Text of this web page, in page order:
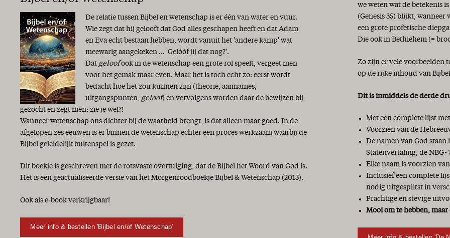
De relatie tussen Bijbel en wetenschap is er één van water en vuur.
Wie zegt dat hij gelooft dat God alles geschapen heeft en dat Adam
en Eva echt bestaan hebben, wordt vanuit het 'andere kamp' wat
meewarig aangekeken ... 'Gelóóf jij dat nog?'.
Dat geloofook in de wetenschap een grote rol speelt, vergeet men
voor het gemak maar even. Maar het is toch echt zo: eerst wordt
bedacht hoe het zou kunnen zijn (theorie, aannames,
uitgangspunten, geloof) en vervolgens worden daar de bewijzen bij
gezocht en zegt men: zie je wel?!
Wanneer wetenschap ons dichter bij de waarheid brengt, is dat alleen maar goed. In de
afgelopen zes eeuwen is er binnen de wetenschap echter een proces werkzaam waarbij de
Bijbel geleidelijk buitenspel is gezet.
Dit boekje is geschreven met de rotsvaste overtuiging, dat de Bijbel het Woord van God is.
Het is een geactualiseerde versie van het Morgenroodboekje Bijbel & Wetenschap (2013).
Ook als e-book verkrijgbaar!
Meer info & bestellen 'Bijbel en/of Wetenschap'
we weten wat de betekenis
(Genesis 35) blijkt, wanneer
een grote profetische
Die ook in Bethlehem (=
Zo zijn er vele voorbeelden
op de rijke inhoud van
Dit is inmiddels de derde
Met een complete lijst
Voorzien van de
De namen van God
Statenvertaling, de NBG-
Elke naam is voorzien
Inclusief een complete
nodig uitgesplitst in
Prachtige en stevige
Mooi om te hebben,